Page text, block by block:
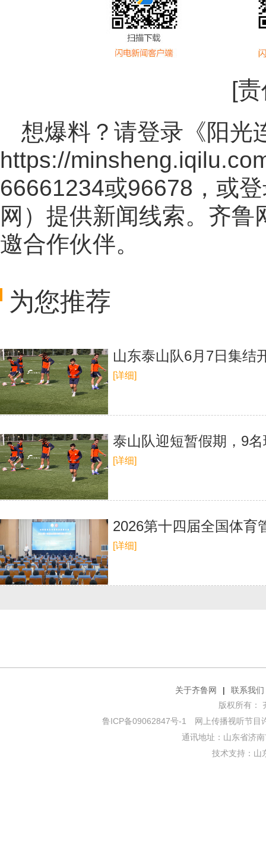
[
想爆料？请登录《阳光
https://
66661234或96678，或
网 ）提供新闻线索。齐鲁
邀合作伙伴。
为您推荐
山东泰山队6月7日集结
[详细]
泰山队迎短暂假期，9
[详细]
2026第十四届全国体育
[详细]
关于齐鲁网 |
联系我们
版权所有：
鲁ICP备09062847号-1 网上传播视听节目
通讯地址：山东省济
技术支持： 山